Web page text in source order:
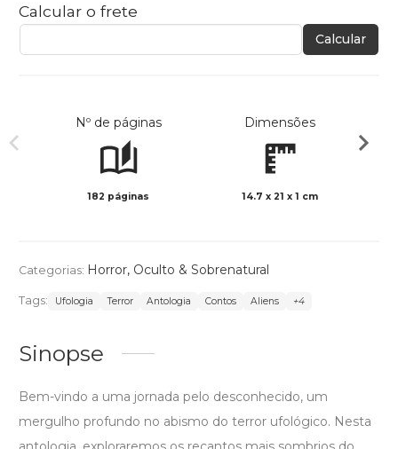
Calcular o frete
Calcular
Nº de páginas
182 páginas
Dimensões
14.7 x 21 x 1 cm
Categorias: Horror, Oculto & Sobrenatural
Tags: Ufologia Terror Antologia Contos Aliens +4
Sinopse
Bem-vindo a uma jornada pelo desconhecido, um
mergulho profundo no abismo do terror ufológico. Nesta